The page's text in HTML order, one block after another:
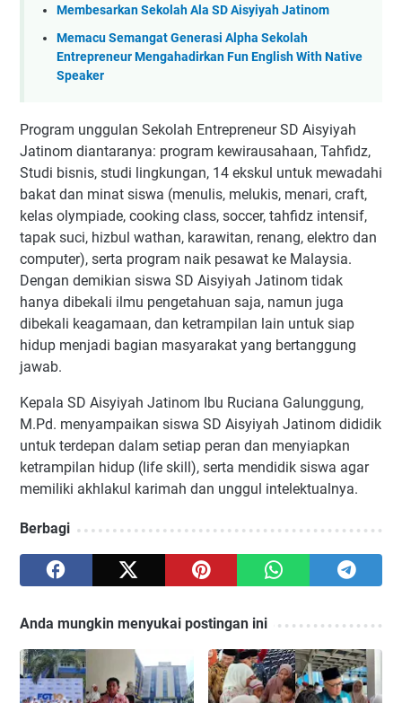
Membesarkan Sekolah Ala SD Aisyiyah Jatinom
Memacu Semangat Generasi Alpha Sekolah
Entrepreneur Mengahadirkan Fun English With Native
Speaker
Program unggulan Sekolah Entrepreneur SD Aisyiyah
Jatinom diantaranya: program kewirausahaan, Tahfidz,
Studi bisnis, studi lingkungan, 14 ekskul untuk mewadahi
bakat dan minat siswa (menulis, melukis, menari, craft,
kelas olympiade, cooking class, soccer, tahfidz intensif,
tapak suci, hizbul wathan, karawitan, renang, elektro dan
computer), serta program naik pesawat ke Malaysia.
Dengan demikian siswa SD Aisyiyah Jatinom tidak
hanya dibekali ilmu pengetahuan saja, namun juga
dibekali keagamaan, dan ketrampilan lain untuk siap
hidup menjadi bagian masyarakat yang bertanggung
jawab.
Kepala SD Aisyiyah Jatinom Ibu Ruciana Galunggung,
M.Pd. menyampaikan siswa SD Aisyiyah Jatinom dididik
untuk terdepan dalam setiap peran dan menyiapkan
ketrampilan hidup (life skill), serta mendidik siswa agar
memiliki akhlakul karimah dan unggul intelektualnya.
Berbagi
Anda mungkin menyukai postingan ini